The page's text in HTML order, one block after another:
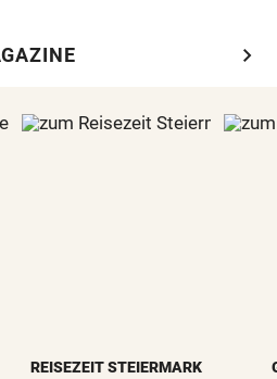
chevron_right
REISEZEIT STEIERMARK